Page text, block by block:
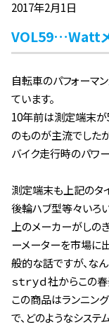
2017年2月1日
VOL59…Watt
自転車のパフォーマ
ています。
10年前は測定端末が
のものが主流でした
バイク走行時のパワ
測定端末も上記のタ
後輪ハブ型等々いろ
上のメーカーがしの
ーメーターを市場に
般的な話ですが、な
ｓｔｒｙｄ社からこの
この商品はランニン
で、どのようなシス